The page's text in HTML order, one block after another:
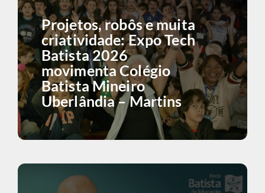
Projetos, robôs e muita
criatividade: Expo Tech
Batista 2026
movimenta Colégio
Batista Mineiro
Uberlândia – Martins